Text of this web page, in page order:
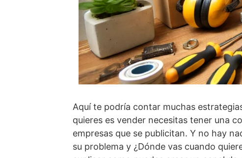
Aquí te podría contar muchas
quieres es vender necesitas tener una
empresas que se publicitan. Y no hay
su problema y ¿Dónde vas cuando